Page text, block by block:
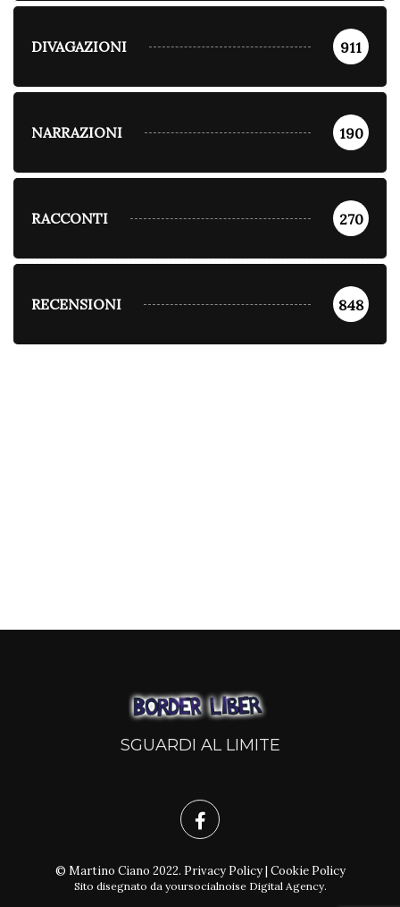
DIVAGAZIONI 911
NARRAZIONI 190
RACCONTI 270
RECENSIONI 848
SGUARDI AL LIMITE
© Martino Ciano 2022. Privacy Policy| Cookie Policy
Sito disegnato da yoursocialnoise Digital Agency.